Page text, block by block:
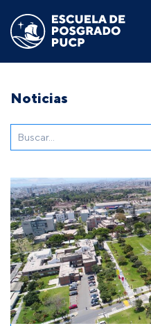
Noticias